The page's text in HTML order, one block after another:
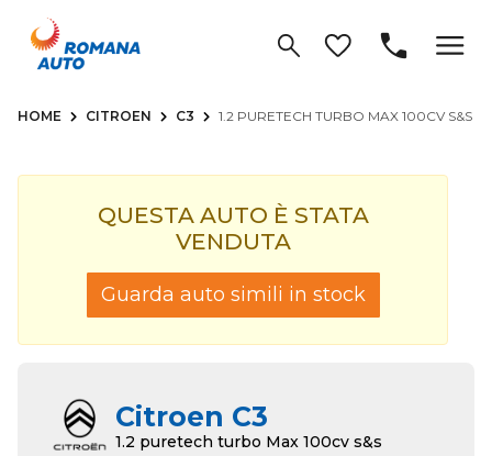
HOME CITROEN C3 1.2 PURETECH TURBO MAX 100CV S&S
QUESTA AUTO È STATA
VENDUTA
Guarda auto simili in stock
Citroen C3
1.2 puretech turbo Max 100cv s&s